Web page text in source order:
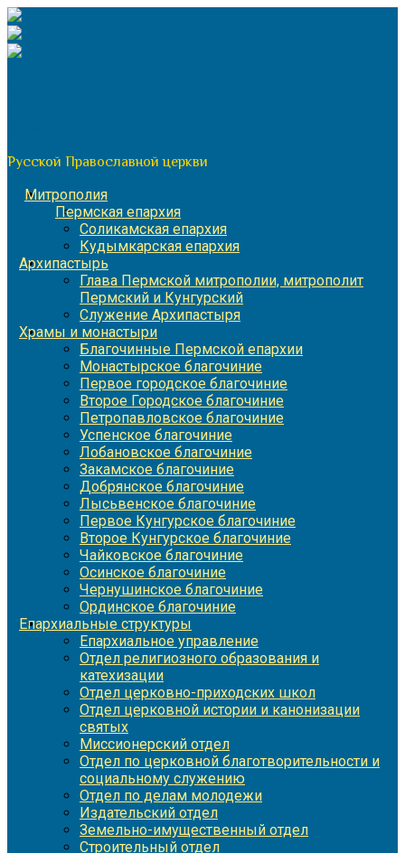
Перейти
к
содержимому
Русской Православной церкви
Митрополия
Пермская епархия
Соликамская епархия
Кудымкарская епархия
Архипастырь
Глава Пермской митрополии, митрополит
Пермский и Кунгурский
Служение Архипастыря
Храмы и монастыри
Благочинные Пермской епархии
Монастырское благочиние
Первое городское благочиние
Второе Городское благочиние
Петропавловское благочиние
Успенское благочиние
Лобановское благочиние
Закамское благочиние
Добрянское благочиние
Лысьвенское благочиние
Первое Кунгурское благочиние
Второе Кунгурское благочиние
Чайковское благочиние
Осинское благочиние
Чернушинское благочиние
Ординское благочиние
Епархиальные структуры
Епархиальное управление
Отдел религиозного образования и
катехизации
Отдел церковно-приходских школ
Отдел церковной истории и канонизации
святых
Миссионерский отдел
Отдел по церковной благотворительности и
социальному служению
Отдел по делам молодежи
Издательский отдел
Земельно-имущественный отдел
Строительный отдел